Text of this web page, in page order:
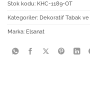
Stok kodu: KHC-1189-OT
Kategoriler: Dekoratif Tabak
Marka: Elsanat